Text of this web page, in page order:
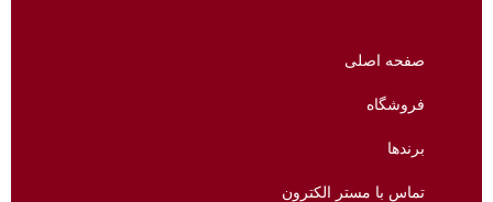
صفحه اصلی
فروشگاه
برندها
تماس با مستر الکترون